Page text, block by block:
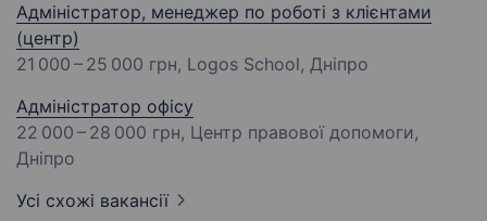
Адміністратор, менеджер по роботі з клієнтами
(центр)
21 000 – 25 000 грн, Logos School, Дніпро
Адміністратор офісу
22 000 – 28 000 грн, Центр правової допомоги,
Дніпро
Усі схожі вакансії